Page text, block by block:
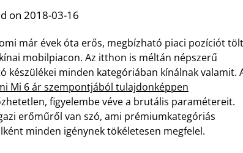
on 2018-03-16
már évek óta erős, megbízható piaci pozíciót tölt
mobilpiacon. Az itthon is méltán népszerű
készülékei minden kategóriában kínálnak valamit.
Mi 6 ár szempontjából tulajdonképpen
figyelembe véve a brutális paramétereit.
erőműről van szó, ami prémiumkategóriás
minden igénynek tökéletesen megfelel.